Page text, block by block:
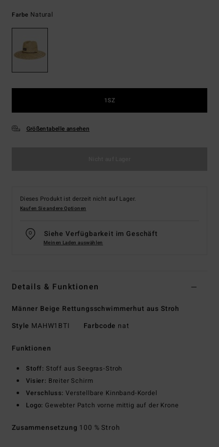
Farbe Natural
1SZ
Größentabelle ansehen
Dieses Produkt ist derzeit nicht auf Lager.
Kaufen Sie andere Optionen
Siehe Verfügbarkeit im Geschäft
Meinen Laden auswählen
Details & Funktionen
Männer Beige Rettungsschwimmerhut aus Stroh
Style MAHW1BTI Farbcode nat
Funktionen
Stoff: Stoff aus Seegras-Stroh
Visier: Breiter Schirm
Verschluss: Verstellbare Kinnband-Kordel
Logo: Gewebter Patch vorne mittig auf der Krone
Zusammensetzung 100 % Stroh